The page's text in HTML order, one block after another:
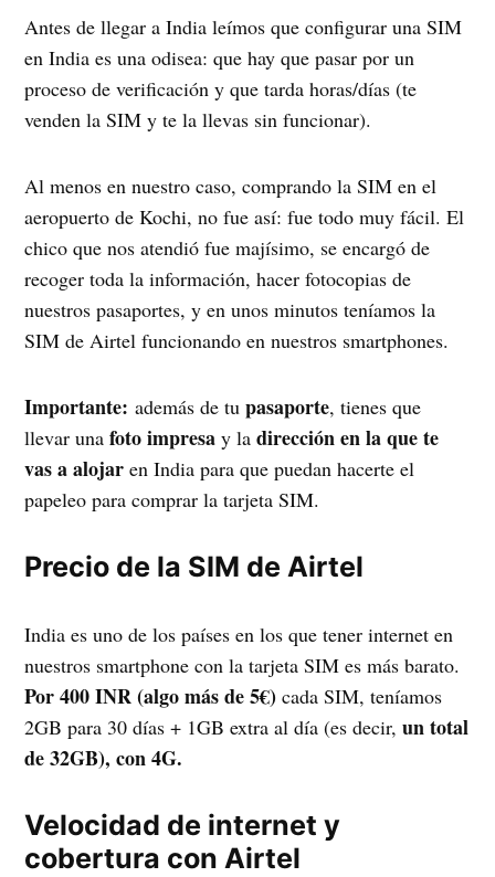
Antes de llegar a India leímos que configurar una SIM
en India es una odisea: que hay que pasar por un
proceso de verificación y que tarda horas/días (te
venden la SIM y te la llevas sin funcionar).
Al menos en nuestro caso, comprando la SIM en el
aeropuerto de Kochi, no fue así: fue todo muy fácil. El
chico que nos atendió fue majísimo, se encargó de
recoger toda la información, hacer fotocopias de
nuestros pasaportes, y en unos minutos teníamos la
SIM de Airtel funcionando en nuestros smartphones.
Importante: además de tupasaporte, tienes que
llevar unafoto impresa y ladirección en la que te
vas a alojar en India para que puedan hacerte el
papeleo para comprar la tarjeta SIM.
Precio de la SIM de Airtel
India es uno de los países en los que tener internet en
nuestros smartphone con la tarjeta SIM es más barato.
Por 400 INR (algo más de 5€) cada SIM, teníamos
2GB para 30 días + 1GB extra al día (es decir,un total
de 32GB), con 4G.
Velocidad de internet y
cobertura con Airtel